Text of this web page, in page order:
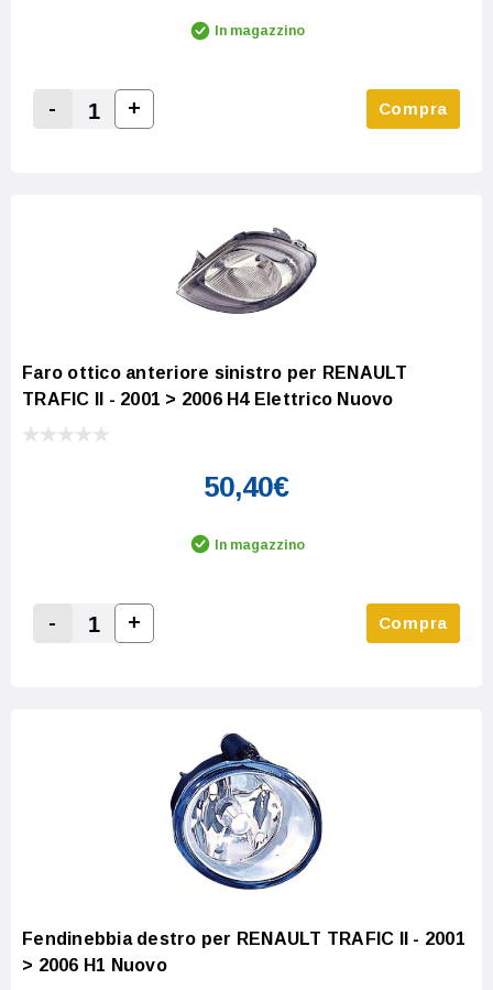
In magazzino
Decrease Quantity:
-
Increase Quantity:
+ Compra
Faro ottico anteriore sinistro per RENAULT
TRAFIC II - 2001 > 2006 H4 Elettrico Nuovo
50,40€
In magazzino
Decrease Quantity:
-
Increase Quantity:
+ Compra
Fendinebbia destro per RENAULT TRAFIC II - 2001
> 2006 H1 Nuovo